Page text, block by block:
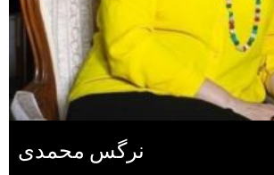
نرگس محمدی